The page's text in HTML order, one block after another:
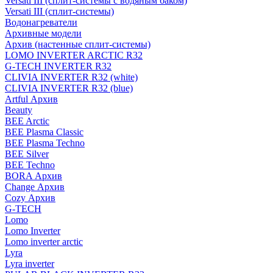
Versati III (сплит-системы)
Водонагреватели
Архивные модели
Архив (настенные сплит-системы)
LOMO INVERTER ARCTIC R32
G-TECH INVERTER R32
CLIVIA INVERTER R32 (white)
CLIVIA INVERTER R32 (blue)
Artful Архив
Beauty
BEE Arctic
BEE Plasma Classic
BEE Plasma Techno
BEE Silver
BEE Techno
BORA Архив
Change Архив
Cozy Архив
G-TECH
Lomo
Lomo Inverter
Lomo inverter arctic
Lyra
Lyra inverter